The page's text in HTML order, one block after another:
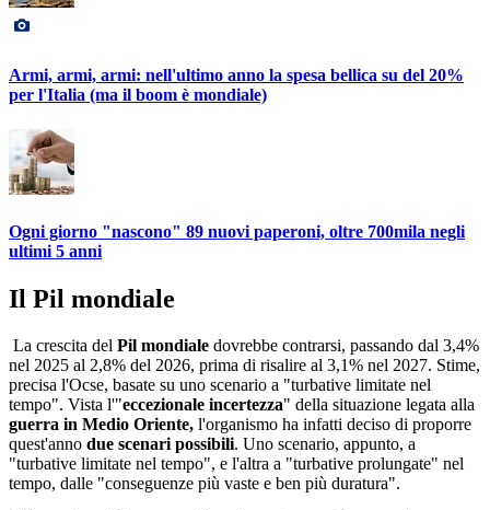
Armi, armi, armi: nell'ultimo anno la spesa bellica su del 20%
per l'Italia (ma il boom è mondiale)
Ogni giorno "nascono" 89 nuovi paperoni, oltre 700mila negli
ultimi 5 anni
Il Pil mondiale
La crescita del Pil mondiale dovrebbe contrarsi, passando dal 3,4%
nel 2025 al 2,8% del 2026, prima di risalire al 3,1% nel 2027. Stime,
precisa l'Ocse, basate su uno scenario a "turbative limitate nel
tempo". Vista l'"eccezionale incertezza" della situazione legata alla
guerra in Medio Oriente, l'organismo ha infatti deciso di proporre
quest'anno due scenari possibili. Uno scenario, appunto, a
"turbative limitate nel tempo", e l'altra a "turbative prolungate" nel
tempo, dalle "conseguenze più vaste e ben più duratura".